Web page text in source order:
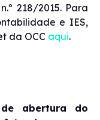
218/2015. Para
e IES,
da OCC aqui.
abertura do